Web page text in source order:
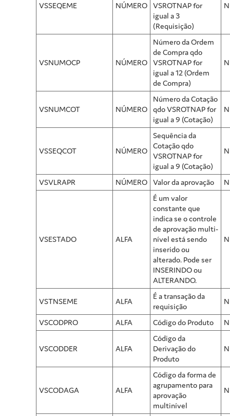
VSSEQEME NÚMERO VSROTNAP for
igual a 3
(Requisição)
N
VSNUMOCP NÚMERO
Número da Ordem
de Compra qdo
VSROTNAP for
igual a 12 (Ordem
de Compra)
N
VSNUMCOT NÚMERO
Número da Cotação
qdo VSROTNAP for
igual a 9 (Cotação)
N
VSSEQCOT NÚMERO
Sequência da
Cotação qdo
VSROTNAP for
igual a 9 (Cotação)
N
VSVLRAPR NÚMERO Valor da aprovação N
VSESTADO ALFA
É um valor
constante que
indica se o controle
de aprovação multi-
nível está sendo
inserido ou
alterado. Pode ser
INSERINDO ou
ALTERANDO.
N
VSTNSEME ALFA
É a transação da
requisição
N
VSCODPRO ALFA Código do Produto N
VSCODDER ALFA
Código da
Derivação do
Produto
N
VSCODAGA ALFA
Código da forma de
agrupamento para
aprovação
multinível
N